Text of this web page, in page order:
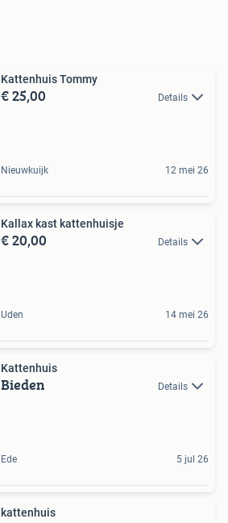
Kattenhuis Tommy
€ 25,00 Details
Nieuwkuijk 12 mei 26
Kallax kast kattenhuisje
€ 20,00 Details
Uden 14 mei 26
Kattenhuis
Bieden Details
Ede 5 jul 26
kattenhuis